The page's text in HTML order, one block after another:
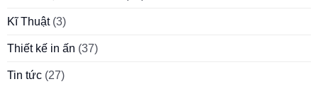
Kĩ Thuật(3)
Thiết kế in ấn (37)
Tin tức (27)